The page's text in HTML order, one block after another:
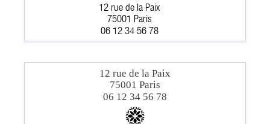
06 12 34 56 78
12 rue de la Paix
75001 Paris
06 12 34 56 78
12 rue de la Paix
75001 Paris